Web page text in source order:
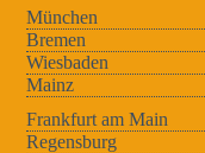
München
Bremen
Wiesbaden
Mainz
Frankfurt am Main
Regensburg